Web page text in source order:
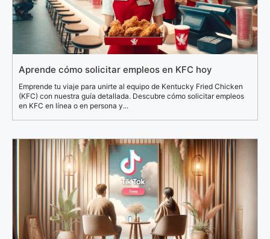
Aprende cómo solicitar empleos en KFC hoy
Emprende tu viaje para unirte al equipo de Kentucky Fried Chicken
(KFC) con nuestra guía detallada. Descubre cómo solicitar empleos
en KFC en línea o en persona y...